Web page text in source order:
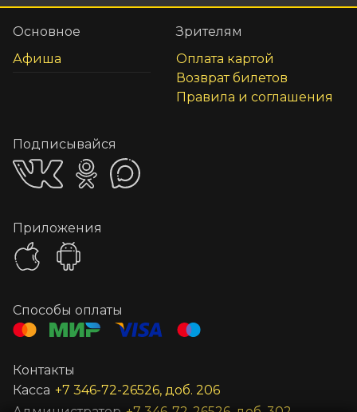
Основное
Афиша
Зрителям
Оплата картой
Возврат билетов
Правила и соглашения
Подписывайся
Приложения
Способы оплаты
Контакты
Касса +7 346-72-26526, доб. 206